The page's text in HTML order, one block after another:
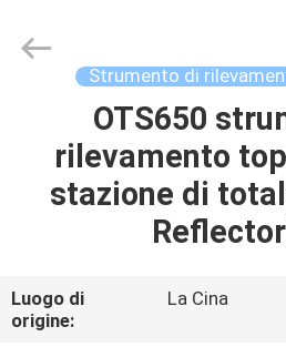
PRODOTTI
NOI
Survey
Instrument
Strumento di
OTS650
rilevamento
stazione di
Luogo di
origine:
La Cina